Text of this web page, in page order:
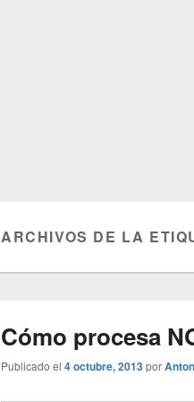
ARCHIVOS DE LA
Cómo procesa
Publicado el 4 octubre, 2013por